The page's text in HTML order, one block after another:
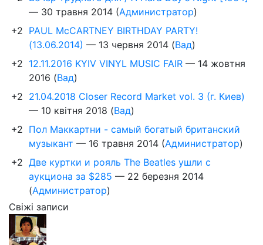
— 30 травня 2014 (Администратор)
+2 PAUL McCARTNEY BIRTHDAY PARTY!
(13.06.2014) — 13 червня 2014 (Вад)
+2 12.11.2016 KYIV VINYL MUSIC FAIR — 14 жовтня
2016 (Вад)
+2 21.04.2018 Closer Record Market vol. 3 (г. Киев)
— 10 квітня 2018 (Вад)
+2 Пол Маккартни - самый богатый британский
музыкант — 16 травня 2014 (Администратор)
+2 Две куртки и рояль The Beatles ушли с
аукциона за $285 — 22 березня 2014
(Администратор)
Свіжі записи